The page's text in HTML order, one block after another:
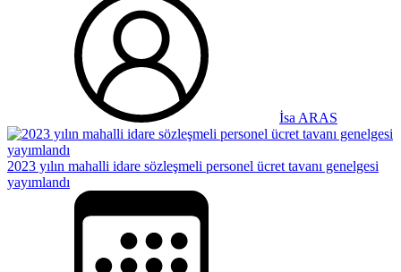
İsa ARAS
2023 yılın mahalli idare sözleşmeli personel ücret tavanı genelgesi
yayımlandı